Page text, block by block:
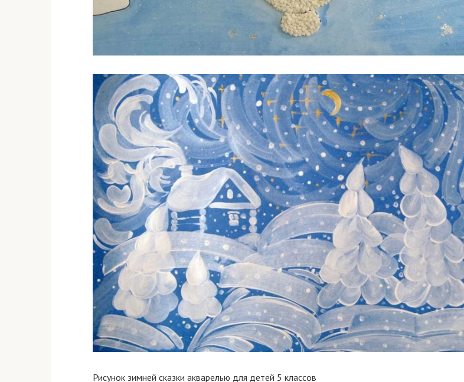
Рисунок зимней сказки акварелью для детей 5 классов